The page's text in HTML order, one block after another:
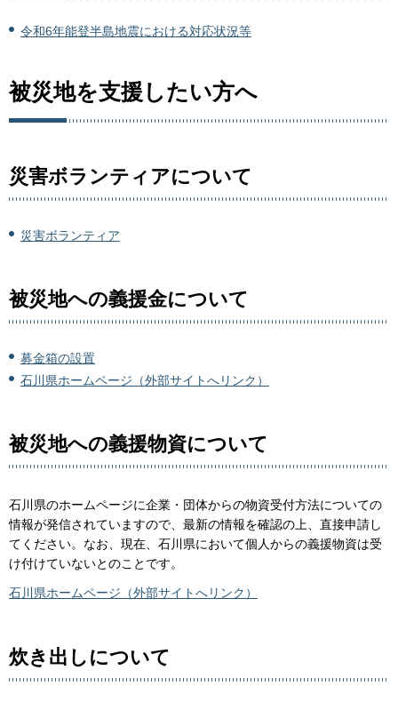
令和6年能登半島地震における対応状況等
被災地を支援したい方へ
災害ボランティアについて
災害ボランティア
被災地への義援金について
募金箱の設置
石川県ホームページ（外部サイトへリンク）
被災地への義援物資について
石川県のホームページに企業・団体からの物資受付方法についての
情報が発信されていますので、最新の情報を確認の上、直接申請し
てください。なお、現在、石川県において個人からの義援物資は受
け付けていないとのことです。
石川県ホームページ（外部サイトへリンク）
炊き出しについて